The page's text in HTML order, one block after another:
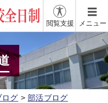
閲覧支援 メニュー
ログ
部活ブログ